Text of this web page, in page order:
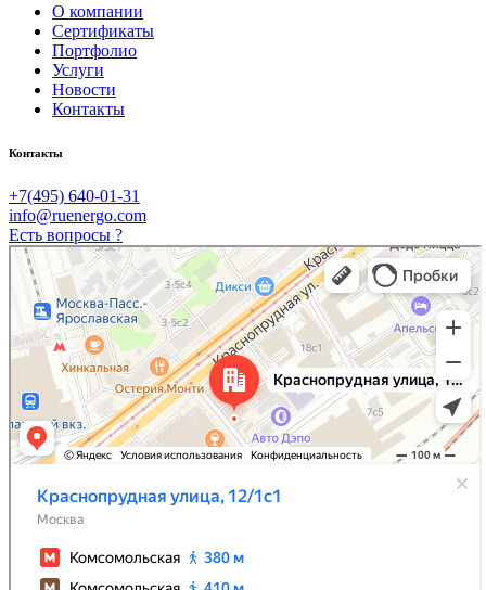
О компании
Сертификаты
Портфолио
Услуги
Новости
Контакты
Контакты
+7(495) 640-01-31
info@ruenergo.com
Есть вопросы ?